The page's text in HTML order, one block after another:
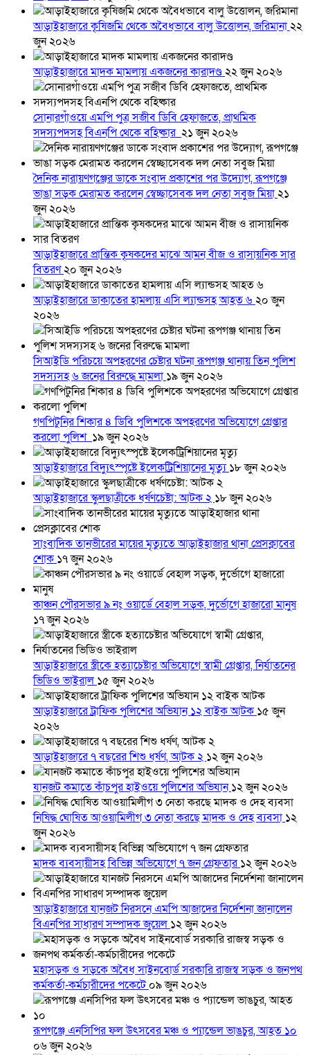
আড়াইহাজারে কৃষিজমি থেকে অবৈধভাবে বালু উত্তোলন, জরিমানা২২
জুন ২০২৬
আড়াইহাজারে মাদক মামলায় একজনের কারাদণ্ড২২ জুন ২০২৬
সোনারগাঁওয়ে এমপি পুত্র সজীব ডিবি হেফাজতে, প্রাথমিক
সদস্যপদসহ বিএনপি থেকে বহিষ্কার ২১ জুন ২০২৬
দৈনিক নারায়ণগঞ্জের ডাকে সংবাদ প্রকাশের পর উদ্যোগ, রূপগঞ্জে
ভাঙা সড়ক মেরামত করলেন স্বেচ্ছাসেবক দল নেতা সবুজ মিয়া২১
জুন ২০২৬
আড়াইহাজারে প্রান্তিক কৃষকদের মাঝে আমন বীজ ও রাসায়নিক সার
বিতরণ২০ জুন ২০২৬
আড়াইহাজারে ডাকাতের হামলায় এসি ল্যান্ডসহ আহত ৬২০ জুন
২০২৬
সিআইডি পরিচয়ে অপহরণের চেষ্টার ঘটনা রূপগঞ্জ থানায় তিন পুলিশ
সদস্যসহ ৬ জনের বিরুদ্ধে মামলা ১৯ জুন ২০২৬
গণপিটুনির শিকার ৪ ডিবি পুলিশকে অপহরণের অভিযোগে গ্রেপ্তার
করলো পুলিশ ১৯ জুন ২০২৬
আড়াইহাজারে বিদ্যুৎস্পৃষ্টে ইলেকট্রিশিয়ানের মৃত্যু১৮ জুন ২০২৬
আড়াইহাজারে স্কুলছাত্রীকে ধর্ষণচেষ্টা: আটক ২ ১৮ জুন ২০২৬
সাংবাদিক তানভীরের মায়ের মৃত্যুতে আড়াইহাজার থানা প্রেসক্লাবের
শোক ১৭ জুন ২০২৬
কাঞ্চন পৌরসভার ৯ নং ওয়ার্ডে বেহাল সড়ক, দুর্ভোগে হাজারো মানুষ
১৭ জুন ২০২৬
আড়াইহাজারে স্ত্রীকে হত্যাচেষ্টার অভিযোগে স্বামী গ্রেপ্তার, নির্যাতনের
ভিডিও ভাইরাল ১৫ জুন ২০২৬
আড়াইহাজারে ট্রাফিক পুলিশের অভিযান ১২ বাইক আটক ১৫ জুন
২০২৬
আড়াইহাজারে ৭ বছরের শিশু ধর্ষণ, আটক ২ ১২ জুন ২০২৬
যানজট কমাতে কাঁচপুর হাইওয়ে পুলিশের অভিযান১২ জুন ২০২৬
নিষিদ্ধ ঘোষিত আওয়ামিলীগ ৩ নেতা করছে মাদক ও দেহ ব্যবসা ১২
জুন ২০২৬
মাদক ব্যবসায়ীসহ বিভিন্ন অভিযোগে ৭ জন গ্রেফতার১২ জুন ২০২৬
আড়াইহাজারে যানজট নিরসনে এমপি আজাদের নির্দেশনা জানালেন
বিএনপির সাধারণ সম্পাদক জুয়েল ১২ জুন ২০২৬
মহাসড়ক ও সড়কে অবৈধ সাইনবোর্ড সরকারি রাজস্ব সড়ক ও জনপথ
কর্মকর্তা-কর্মচারীদের পকেটে০৯ জুন ২০২৬
রূপগঞ্জে এনসিপির ফল উৎসবের মঞ্চ ও প্যান্ডেল ভাঙচুর, আহত ১০
০৬ জুন ২০২৬